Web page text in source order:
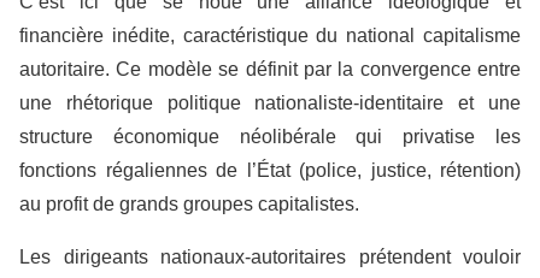
financière inédite, caractéristique du national capitalisme
autoritaire. Ce modèle se définit par la convergence entre
une rhétorique politique nationaliste-identitaire et une
structure économique néolibérale qui privatise les
fonctions régaliennes de l’État (police, justice, rétention)
au profit de grands groupes capitalistes.
Les dirigeants nationaux-autoritaires prétendent vouloir